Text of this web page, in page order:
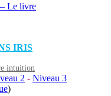
Le livre
IRIS
intuition
2 - Niveau 3
)